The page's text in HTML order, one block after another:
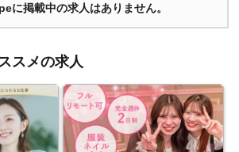
に掲載中の求人はありません。
スメの求人